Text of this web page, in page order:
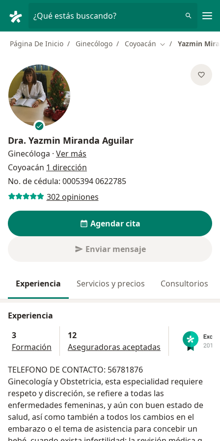
¿Qué estás buscando?
Página De Inicio Ginecólogo Coyoacán Cambiar de
Yazmin
Dra. Yazmin Miranda Aguilar
Ginecóloga · Ver más
Coyoacán 1 dirección
No. de cédula: 0005394 0622785
302 opiniones
Agendar cita
Enviar mensaje
Experiencia Servicios y precios Consultorios
Experiencia
3
Formación
12
Aseguradoras aceptadas
TELEFONO DE CONTACTO: 56781876
Ginecología y Obstetricia, esta especialidad requiere
respeto y discreción, se refiere a todas las
enfermedades femeninas, y aún con buen estado de
salud, así como también a todos los cambios en el
embarazo o el tema de asistencia para concebir un